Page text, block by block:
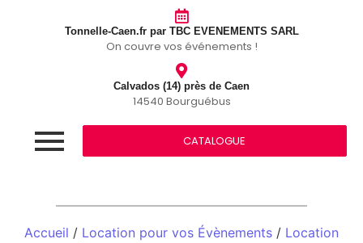
Tonnelle-Caen.fr par TBC EVENEMENTS SARL
On couvre vos événements !
Calvados (14) près de Caen
14540 Bourguébus
CATALOGUE
Accueil / Location pour vos Évènements / Location